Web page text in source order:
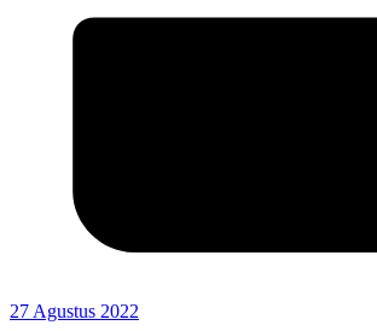
27 Agustus 2022